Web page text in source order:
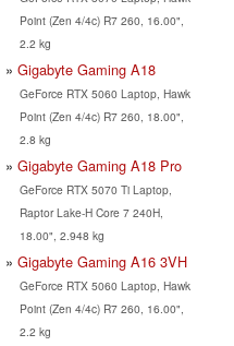
Point (Zen 4/4c) R7 260, 16.00",
2.2 kg
Gigabyte Gaming A18
GeForce RTX 5060 Laptop, Hawk
Point (Zen 4/4c) R7 260, 18.00",
2.8 kg
Gigabyte Gaming A18 Pro
GeForce RTX 5070 Ti Laptop,
Raptor Lake-H Core 7 240H,
18.00", 2.948 kg
Gigabyte Gaming A16 3VH
GeForce RTX 5060 Laptop, Hawk
Point (Zen 4/4c) R7 260, 16.00",
2.2 kg